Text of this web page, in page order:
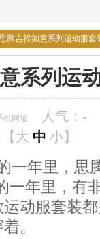
腾吉祥如意系列运动服套
系列运
机网址 人气： -
大 中 小】
一年里，思
一年里，有
动服套装
。